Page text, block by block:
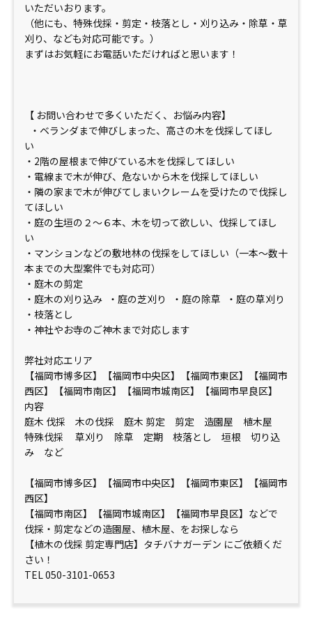
いただいおります。
（他にも、特殊伐採・剪定・枝落とし・刈り込み・除草・草
刈り、なども対応可能です。）
まずはお気軽にお電話いただければと思います！
【 お問い合わせで多くいただく、お悩み内容】
・ベランダまで伸びしまった、高さの木を伐採してほし
い
・2階の屋根まで伸びている木を伐採してほしい
・電線まで木が伸び、危ないから木を伐採してほしい
・隣の家まで木が伸びてしまいクレームを受けたので伐採し
てほしい
・庭の生垣の２〜６本、木を切って欲しい、伐採してほし
い
・マンションなどの敷地林の伐採をしてほしい（一本〜数十
本までの大型案件でも対応可）
・庭木の剪定
・庭木の刈り込み ・庭の芝刈り ・庭の除草 ・庭の草刈り
・枝落とし
・神社やお寺のご神木まで対応します
弊社対応エリア
【福岡市博多区】【福岡市中央区】【福岡市東区】【福岡市
西区】【福岡市南区】【福岡市城南区】【福岡市早良区】
内容
庭木 伐採 木の伐採 庭木 剪定 剪定 造園屋 植木屋
特殊伐採 草刈り 除草 定期 枝落とし 垣根 切り込
み など
【福岡市博多区】【福岡市中央区】【福岡市東区】【福岡市
西区】
【福岡市南区】【福岡市城南区】【福岡市早良区】などで
伐採・剪定などの造園屋、植木屋、をお探しなら
【植木の伐採 剪定専門店】タチバナガーデン にご依頼くだ
さい！
TEL 050-3101-0653